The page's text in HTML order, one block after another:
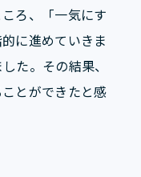
ろ、「一気にす
に進めていきま
た。その結果、
とができたと感